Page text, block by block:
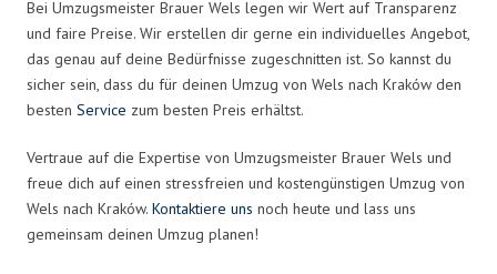
Bei Umzugsmeister Brauer Wels legen wir Wert auf Transparenz
und faire Preise. Wir erstellen dir gerne ein individuelles Angebot,
das genau auf deine Bedürfnisse zugeschnitten ist. So kannst du
sicher sein, dass du für deinen Umzug von Wels nach Kraków den
besten Service zum besten Preis erhältst.
Vertraue auf die Expertise von Umzugsmeister Brauer Wels und
freue dich auf einen stressfreien und kostengünstigen Umzug von
Wels nach Kraków. Kontaktiere uns noch heute und lass uns
gemeinsam deinen Umzug planen!